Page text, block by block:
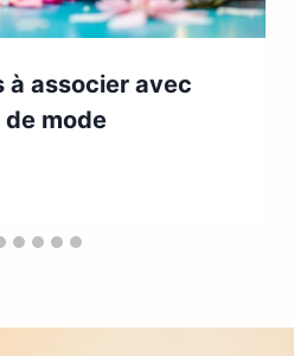
à associer avec
mode